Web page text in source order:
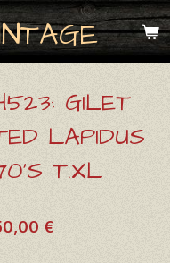
GILET
LAPIDUS
T.XL
€